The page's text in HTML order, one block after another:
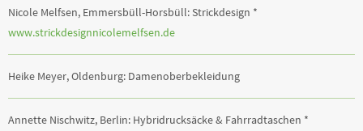
Nicole Melfsen, Emmersbüll-Horsbüll: Strickdesign *
www.strickdesignnicolemelfsen.de
Heike Meyer, Oldenburg: Damenoberbekleidung
Annette Nischwitz, Berlin: Hybridrucksäcke & Fahrradtaschen *